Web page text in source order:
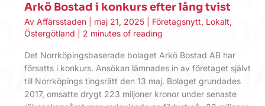
Arkö Bostad i konkurs efter lång tvist
Av Affärsstaden maj 21, 2025 Företagsnytt, Lokalt,
Östergötland
2 minutes of reading
Det Norrköpingsbaserade bolaget Arkö Bostad AB har
försatts i konkurs. Ansökan lämnades in av företaget självt
till Norrköpings tingsrätt den 13 maj. Bolaget grundades
2017, omsatte drygt 223 miljoner kronor under senaste